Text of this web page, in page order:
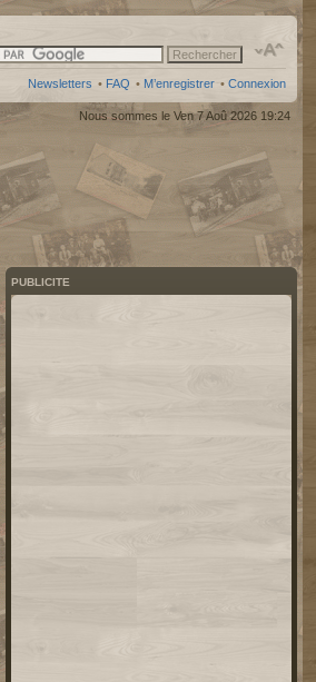
Newsletters • FAQ • M’enregistrer • Connexion
Nous sommes le Ven 7 Aoû 2026 19:24
PUBLICITE